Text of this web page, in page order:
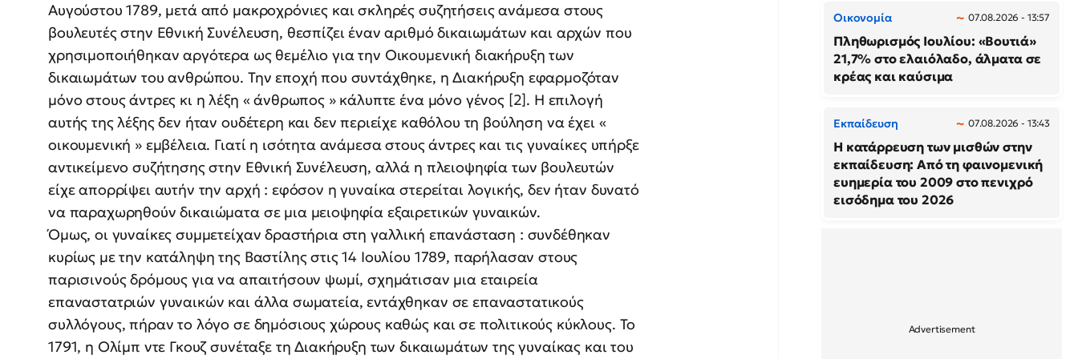
Αυγούστου 1789, μετά από μακροχρόνιες και σκληρές συζητήσεις ανάμεσα στους
βουλευτές στην Εθνική Συνέλευση, θεσπίζει έναν αριθμό δικαιωμάτων και αρχών που
χρησιμοποιήθηκαν αργότερα ως θεμέλιο για την Οικουμενική διακήρυξη των
δικαιωμάτων του ανθρώπου. Την εποχή που συντάχθηκε, η Διακήρυξη εφαρμοζόταν
μόνο στους άντρες κι η λέξη « άνθρωπος » κάλυπτε ένα μόνο γένος [2]. Η επιλογή
αυτής της λέξης δεν ήταν ουδέτερη και δεν περιείχε καθόλου τη βούληση να έχει «
οικουμενική » εμβέλεια. Γιατί η ισότητα ανάμεσα στους άντρες και τις γυναίκες υπήρξε
αντικείμενο συζήτησης στην Εθνική Συνέλευση, αλλά η πλειοψηφία των βουλευτών
είχε απορρίψει αυτήν την αρχή : εφόσον η γυναίκα στερείται λογικής, δεν ήταν δυνατό
να παραχωρηθούν δικαιώματα σε μια μειοψηφία εξαιρετικών γυναικών.
Όμως, οι γυναίκες συμμετείχαν δραστήρια στη γαλλική επανάσταση : συνδέθηκαν
κυρίως με την κατάληψη της Βαστίλης στις 14 Ιουλίου 1789, παρήλασαν στους
παρισινούς δρόμους για να απαιτήσουν ψωμί, σχημάτισαν μια εταιρεία
επαναστατριών γυναικών και άλλα σωματεία, εντάχθηκαν σε επαναστατικούς
συλλόγους, πήραν το λόγο σε δημόσιους χώρους καθώς και σε πολιτικούς κύκλους. Το
1791, η Ολίμπ ντε Γκουζ συνέταξε τη Διακήρυξη των δικαιωμάτων της γυναίκας και του
Οικονομία 07.08.2026 - 13:57
Πληθωρισμός Ιουλίου: «Βουτιά»
21,7% στο ελαιόλαδο, άλματα σε
κρέας και καύσιμα
Εκπαίδευση 07.08.2026 - 13:43
Η κατάρρευση των μισθών στην
εκπαίδευση: Από τη φαινομενική
ευημερία του 2009 στο πενιχρό
εισόδημα του 2026